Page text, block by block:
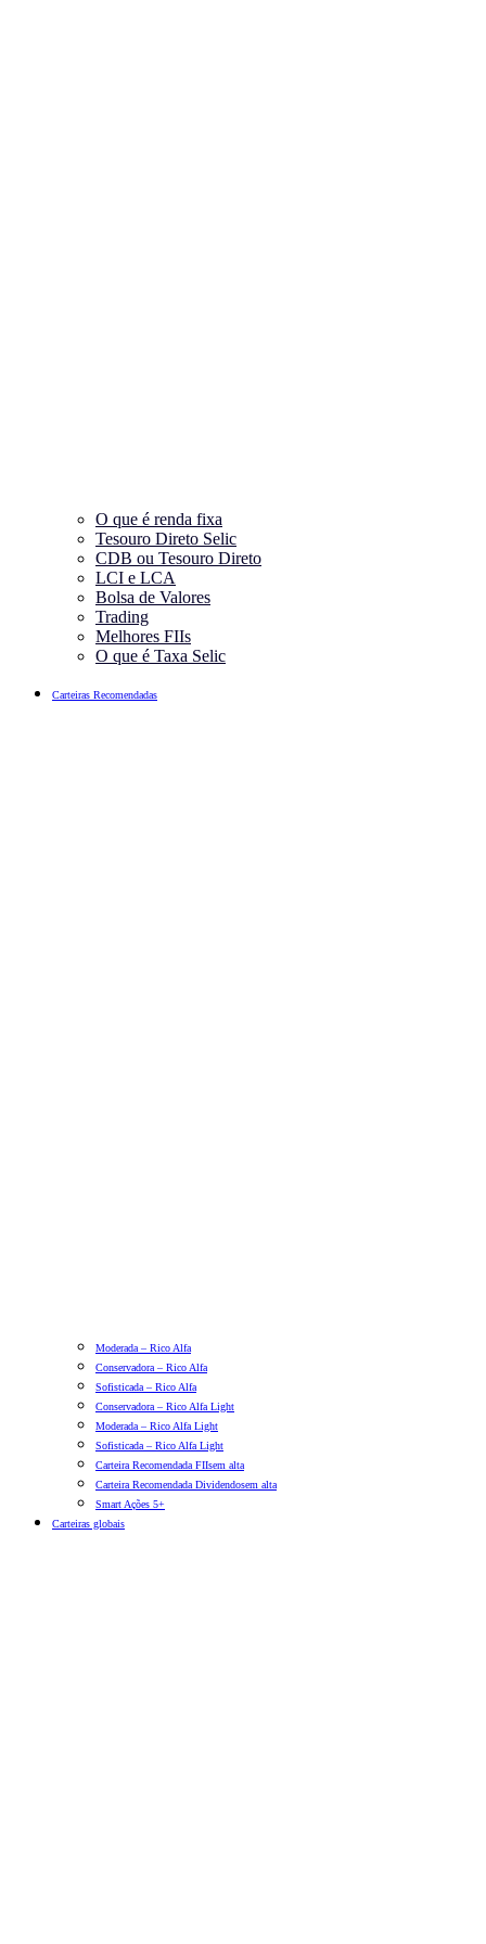
O que é renda fixa
Tesouro Direto Selic
CDB ou Tesouro Direto
LCI e LCA
Bolsa de Valores
Trading
Melhores FIIs
O que é Taxa Selic
Carteiras Recomendadas
Moderada – Rico Alfa
Conservadora – Rico Alfa
Sofisticada – Rico Alfa
Conservadora – Rico Alfa Light
Moderada – Rico Alfa Light
Sofisticada – Rico Alfa Light
Carteira Recomendada FIIsem alta
Carteira Recomendada Dividendosem alta
Smart Ações 5+
Carteiras globais